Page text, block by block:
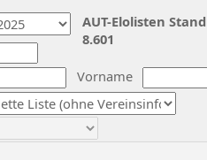
Vorname
AUT-Elolisten
8.601